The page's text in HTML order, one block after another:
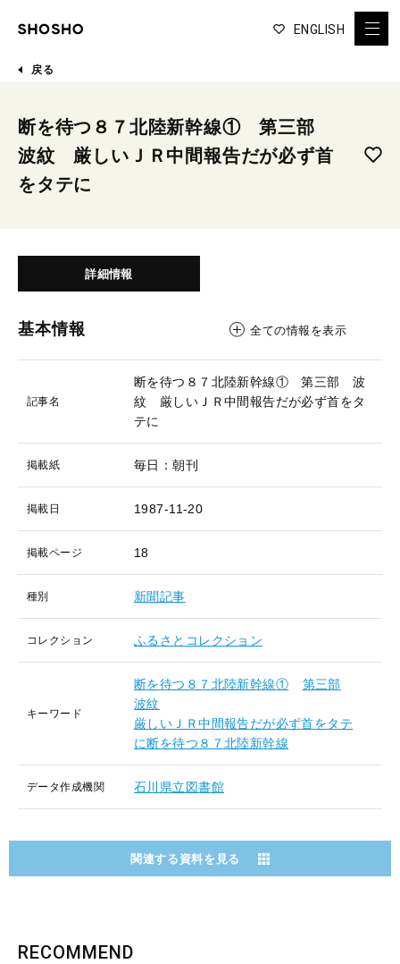
ENGLISH
戻る
断を待つ８７北陸新幹線① 第三部
波紋 厳しいＪＲ中間報告だが必ず首
をタテに
詳細情報
基本情報 全ての情報を表示
記事名
断を待つ８７北陸新幹線① 第三部 波
紋 厳しいＪＲ中間報告だが必ず首をタ
テに
掲載紙 毎日：朝刊
掲載日 1987-11-20
掲載ページ 18
種別 新聞記事
コレクション ふるさとコレクション
キーワード
断を待つ８７北陸新幹線①
第三部
波紋
厳しいＪＲ中間報告だが必ず首をタテ
に断を待つ８７北陸新幹線
データ作成機関 石川県立図書館
関連する資料を見る
RECOMMEND